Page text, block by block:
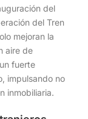
del
del Tren
mejoran la
aire de
fuerte
impulsando no
inmobiliaria.